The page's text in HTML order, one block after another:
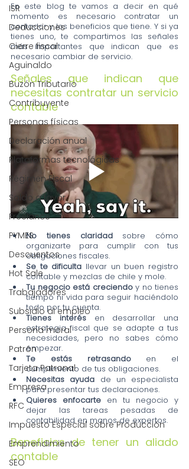
ISR
Deducciones
Cierre fiscal
Aguinaldo
Buzón Tributario
Contribuyente
Personas físicas
Declaración anual
Plataformas tecnológicas
Régimen Fiscal
Saldo a favor
Freelance
PYMES
Descuentos
Hot Sale
Trabajadores
Subsidio al empleo
Persona moral
Patrón
Tarjeta Patronal
Empresa
RFC
Impuesto Especial sobre Producción
Emprendimiento
SEO
En este blog te vamos a decir en qué
momento es necesario contratar un
contador y los beneficios que tiene. Y si ya
tienes uno, te compartimos las señales
más importantes que indican que es
necesario cambiar de servicio.
Señales que indican que
necesitas contratar un servicio
contable
No tienes claridad sobre cómo
organizarte para cumplir con tus
obligaciones fiscales.
Se te dificulta llevar un buen registro
contable y mezclas de chile y mole.
Tu negocio está creciendo y no tienes
tiempo ni vida para seguir haciéndolo
todo por tu cuenta.
Tienes interés en desarrollar una
estrategia fiscal que se adapte a tus
necesidades, pero no sabes cómo
empezar.
Te estás retrasando en el
cumplimiento de tus obligaciones.
Necesitas ayuda de un especialista
para presentar tus declaraciones.
Quieres enfocarte en tu negocio y
dejar las tareas pesadas de
contabilidad en manos de expertos.
Beneficios de tener un aliado
contable